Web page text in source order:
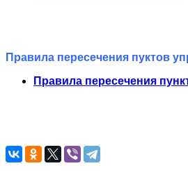
Правила пересечения пуктов
Правила пересечения